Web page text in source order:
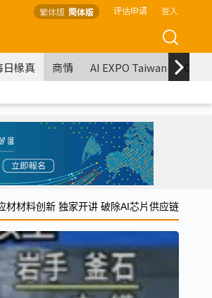
繁体版 简体版 评估申请 登入
日椽真 商情 AI EXPO Taiwan
材材料创新 独家开讲 破除AI芯片供应链